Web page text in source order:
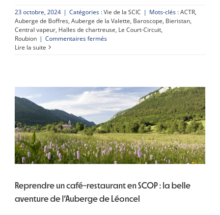
23 octobre, 2024 | Catégories :Vie de la SCIC | Mots-clés :ACTR,
Auberge de Boffres,Auberge de la Valette, Baroscope, Bieristan,
Central vapeur, Halles de chartreuse, Le Court-Circuit,
Roubion | Commentaires ferméssur
autres
Lire la suite
Reprendre un café-restaurant en SCOP : la belle
aventure de l’Auberge de Léoncel